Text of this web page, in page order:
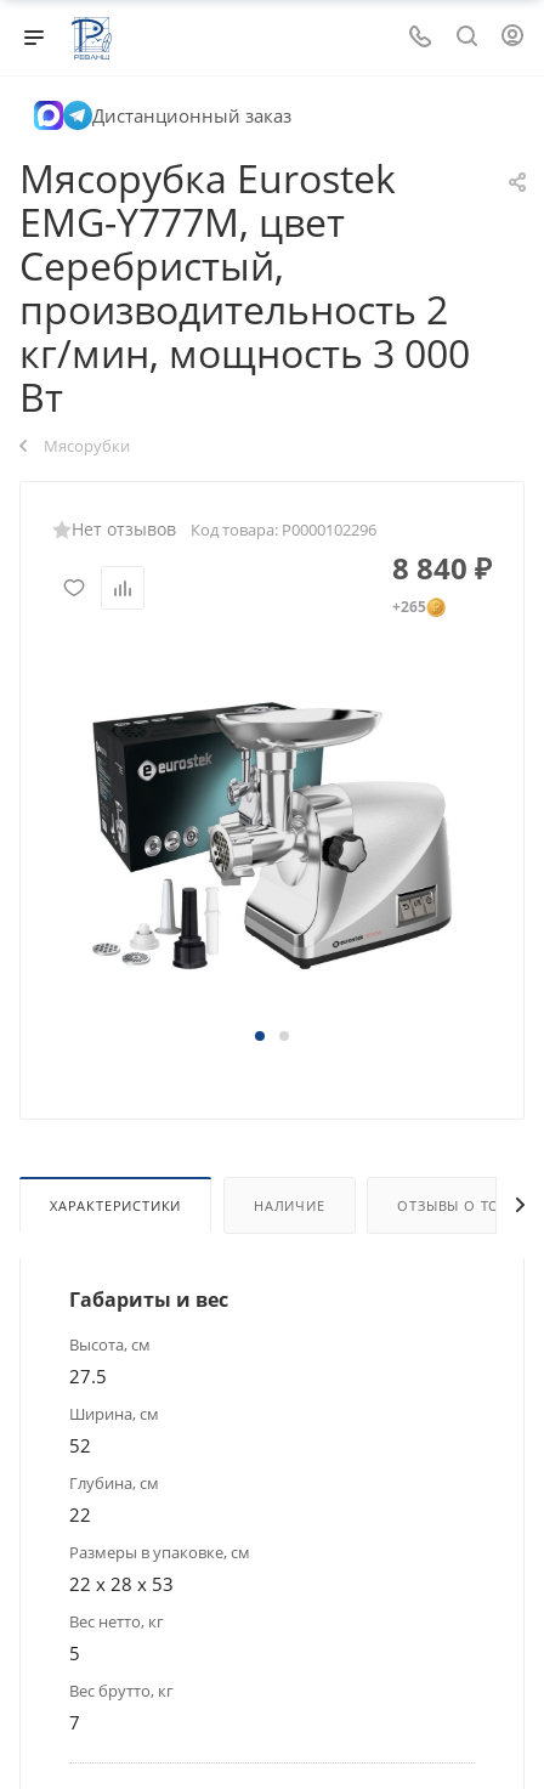
Дистанционный заказ
Мясорубка Eurostek
EMG-Y777M, цвет
Серебристый,
производительность 2
кг/мин, мощность 3 000
Вт
Мясорубки
Нет отзывов Код товара: Р0000102296
8 840 ₽
+265
ХАРАКТЕРИСТИКИ НАЛИЧИЕ ОТЗЫВЫ О ТОВАРЕ
Габариты и вес
Высота, см
27.5
Ширина, см
52
Глубина, см
22
Размеры в упаковке, см
22 x 28 x 53
Вес нетто, кг
5
Вес брутто, кг
7